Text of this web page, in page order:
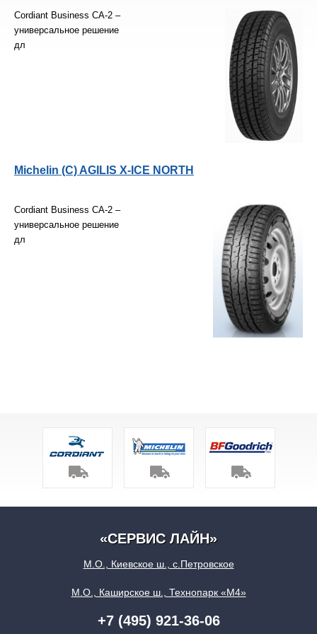
Cordiant Business CA-2 –
универсальное решение
дл
Michelin (С) AGILIS X-ICE NORTH
Cordiant Business CA-2 –
универсальное решение
дл
«СЕРВИС ЛАЙН»
М.О., Киевское ш., с.Петровское
М.О., Каширское ш., Технопарк «М4»
+7 (495) 921-36-06